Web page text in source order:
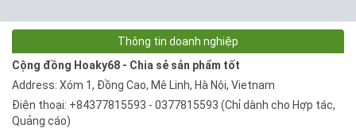
Thông tin doanh nghiệp
Cộng đồng Hoaky68 - Chia sẻ sản phẩm tốt
Address: Xóm 1, Đồng Cao, Mê Linh, Hà Nội, Vietnam
Điện thoại: +84377815593 - 0377815593 (Chỉ dành cho Hợp tác,
Quảng cáo)